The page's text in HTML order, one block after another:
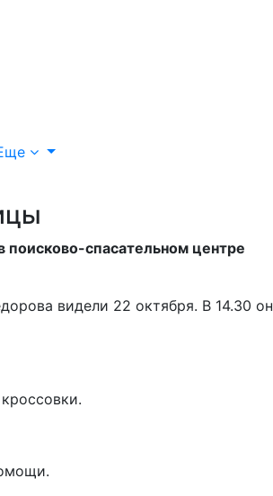
спасательном центре
видели 22 октября. В 14.30 он